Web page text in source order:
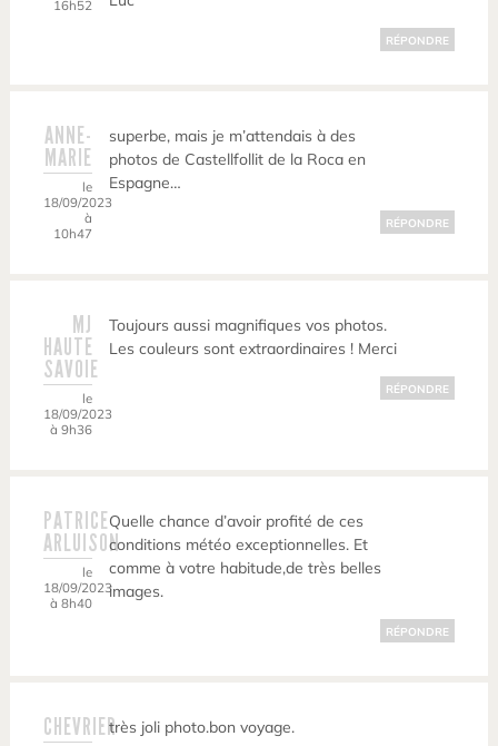
16h52
RÉPONDRE
ANNE-
MARIE
le
18/09/2023
à
10h47
superbe, mais je m’attendais à des
photos de Castellfollit de la Roca en
Espagne…
RÉPONDRE
MJ
HAUTE
SAVOIE
le
18/09/2023
à 9h36
Toujours aussi magnifiques vos photos.
Les couleurs sont extraordinaires ! Merci
RÉPONDRE
PATRICE
ARLUISON
le
18/09/2023
à 8h40
Quelle chance d’avoir profité de ces
conditions météo exceptionnelles. Et
comme à votre habitude,de très belles
images.
RÉPONDRE
CHEVRIERtrès joli photo.bon voyage.